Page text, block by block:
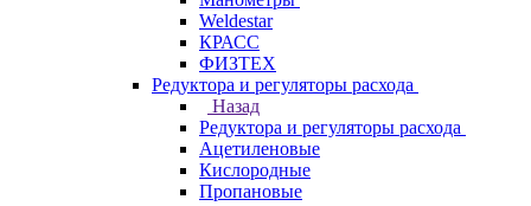
Weldestar
КРАСС
ФИЗТЕХ
Редуктора и регуляторы расхода
Назад
Редуктора и регуляторы расхода
Ацетиленовые
Кислородные
Пропановые